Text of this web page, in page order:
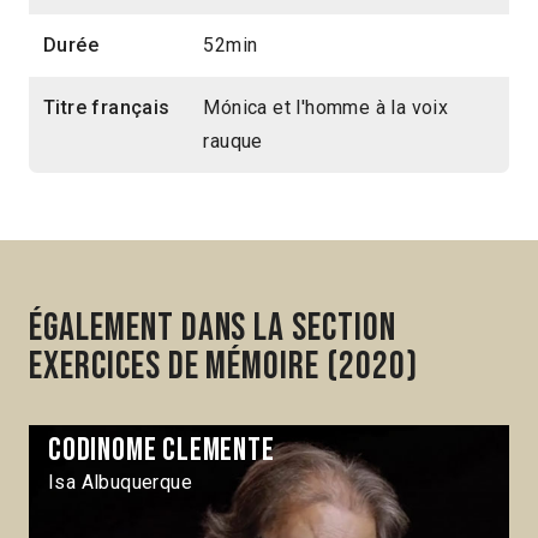
Durée 52min
Titre français
Mónica et l'homme à la voix
rauque
Également dans la section
Exercices de mémoire (2020)
Codinome Clemente
Isa Albuquerque